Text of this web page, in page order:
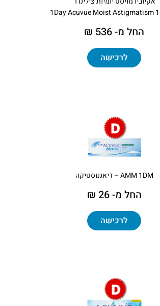
1Day Acuvue Moist Astigmatism
החל מ- 536 ₪
לרכישה
AMM 1DM – דיאגנוסטיקה
החל מ- 26 ₪
לרכישה